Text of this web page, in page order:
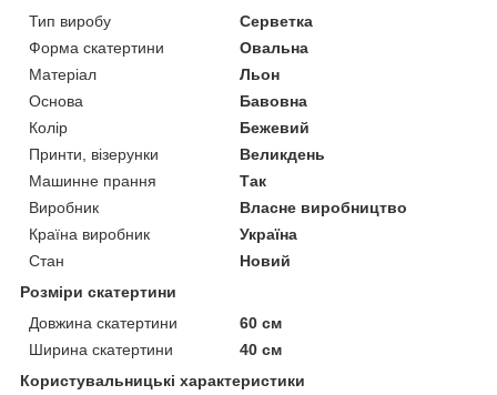
Тип виробу
Серветка
Форма скатертини
Овальна
Матеріал
Льон
Основа
Бавовна
Колір
Бежевий
Принти, візерунки
Великдень
Машинне прання
Так
Виробник
Власне виробництво
Країна виробник
Україна
Стан
Новий
Розміри скатертини
Довжина скатертини
60 см
Ширина скатертини
40 см
Користувальницькі характеристики